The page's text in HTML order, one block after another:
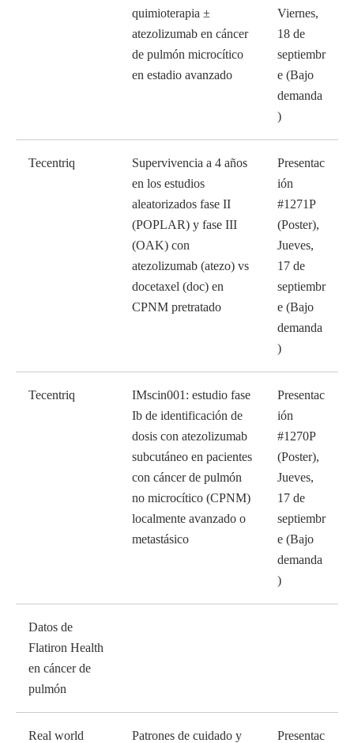
quimioterapia ±
atezolizumab en cáncer
de pulmón microcítico
en estadio avanzado
Viernes,
18 de
septiembr
e (Bajo
demanda
)
Tecentriq
Supervivencia a 4 años
en los estudios
aleatorizados fase II
(POPLAR) y fase III
(OAK) con
atezolizumab (atezo) vs
docetaxel (doc) en
CPNM pretratado
Presentac
ión
#1271P
(Poster),
Jueves,
17 de
septiembr
e (Bajo
demanda
)
Tecentriq
IMscin001: estudio fase
Ib de identificación de
dosis con atezolizumab
subcutáneo en pacientes
con cáncer de pulmón
no microcítico (CPNM)
localmente avanzado o
metastásico
Presentac
ión
#1270P
(Poster),
Jueves,
17 de
septiembr
e (Bajo
demanda
)
Datos de
Flatiron Health
en cáncer de
pulmón
Real world
Patrones de cuidado y
Presentac